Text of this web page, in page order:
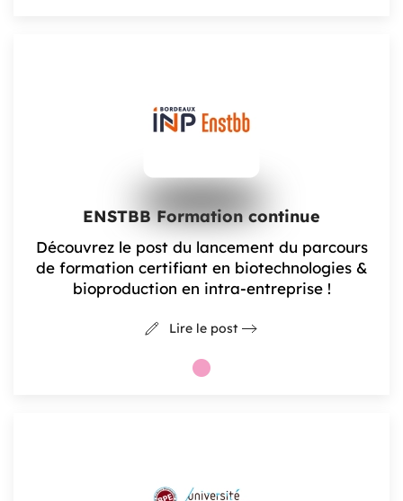
ENSTBB Formation continue
Découvrez le post du lancement du parcours
de formation certifiant en biotechnologies &
bioproduction en intra-entreprise !
Lire le post